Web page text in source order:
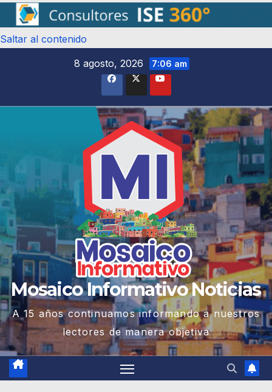
Saltar al contenido
8 agosto, 2026
7:06 am
Mosaico Informativo Noticias
A 15 años continuamos informando a nuestros
lectores de manera objetiva